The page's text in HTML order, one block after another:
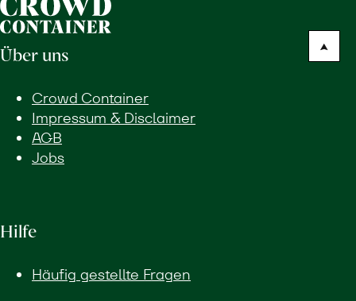
Über uns
Crowd Container
Impressum & Disclaimer
AGB
Jobs
Hilfe
Häufig gestellte Fragen